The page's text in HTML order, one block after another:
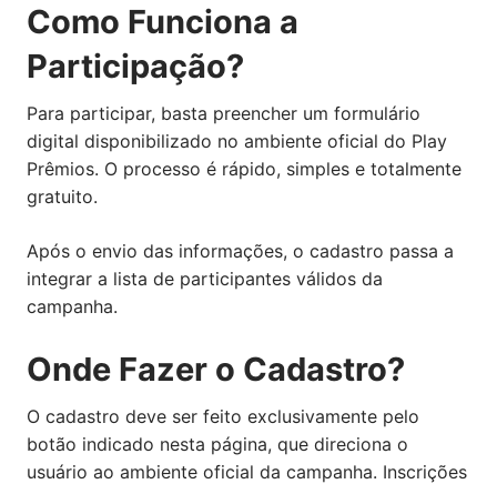
Como Funciona a
Participação?
Para participar, basta preencher um formulário
digital disponibilizado no ambiente oficial do Play
Prêmios. O processo é rápido, simples e totalmente
gratuito.
Após o envio das informações, o cadastro passa a
integrar a lista de participantes válidos da
campanha.
Onde Fazer o Cadastro?
O cadastro deve ser feito exclusivamente pelo
botão indicado nesta página, que direciona o
usuário ao ambiente oficial da campanha. Inscrições